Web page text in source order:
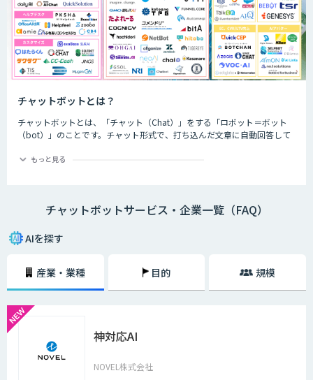
チャットボットとは？
チャットボットとは、「チャット（Chat）」をする「ロボット＝ボット
（bot）」のことです。チャット形式で、打ち込んだ文章に自動回答して
・AI型チャットボットの特徴
「機械学習型」といわれる仕組みを採用したチャットボットで、文章全体
の意味を理解した上で回答を返すことができるという特徴を持っていま
め、その学習を重ねるごとにチャットの回答精度が向上されていくのが大
・シナリオ型チャットボットの特徴
シナリオ型チャットボットにはAIが搭載されていないため、「Aという単
語が含まれていたらBを返答する」といったルールを人間が事前に設定し
ておかなければなりません。また、AI型のように学習を重ねていくわけで
もないため、不適切な返答が行われてしまう場合には、担当者が自ら修正
もっと見る
チャットボットサービス・企業一覧（FAQ）
AIを探す
産業・業種 目的 規模
神対応AI
NOVEL株式会社